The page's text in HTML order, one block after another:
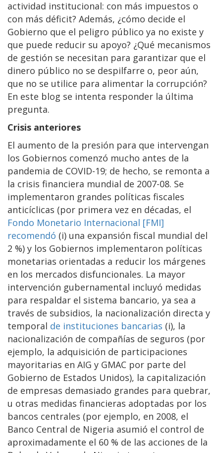
actividad institucional: con más impuestos o
con más déficit? Además, ¿cómo decide el
Gobierno que el peligro público ya no existe y
que puede reducir su apoyo? ¿Qué mecanismos
de gestión se necesitan para garantizar que el
dinero público no se despilfarre o, peor aún,
que no se utilice para alimentar la corrupción?
En este blog se intenta responder la última
pregunta.
Crisis anteriores
El aumento de la presión para que intervengan
los Gobiernos comenzó mucho antes de la
pandemia de COVID-19; de hecho, se remonta a
la crisis financiera mundial de 2007-08. Se
implementaron grandes políticas fiscales
anticíclicas (por primera vez en décadas, el
Fondo Monetario Internacional [FMI]
recomendó (i) una expansión fiscal mundial del
2 %) y los Gobiernos implementaron políticas
monetarias orientadas a reducir los márgenes
en los mercados disfuncionales. La mayor
intervención gubernamental incluyó medidas
para respaldar el sistema bancario, ya sea a
través de subsidios, la nacionalización directa y
temporal de instituciones bancarias (i), la
nacionalización de compañías de seguros (por
ejemplo, la adquisición de participaciones
mayoritarias en AIG y GMAC por parte del
Gobierno de Estados Unidos), la capitalización
de empresas demasiado grandes para quebrar,
u otras medidas financieras adoptadas por los
bancos centrales (por ejemplo, en 2008, el
Banco Central de Nigeria asumió el control de
aproximadamente el 60 % de las acciones de la